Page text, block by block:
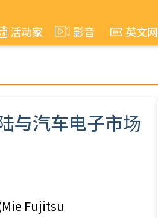
活动家 影音 英文网
与汽车电子市场
Fujitsu